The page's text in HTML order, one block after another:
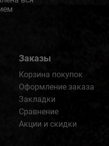
Заказы
Корзина покупок
Оформление заказа
Закладки
Сравнение
Акции и скидки